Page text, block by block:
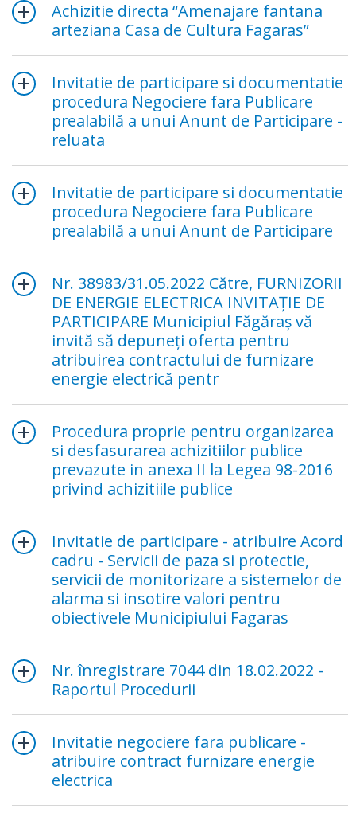
Achizitie directa “Amenajare fantana
arteziana Casa de Cultura Fagaras”
Invitatie de participare si documentatie
procedura Negociere fara Publicare
prealabilă a unui Anunt de Participare -
reluata
Invitatie de participare si documentatie
procedura Negociere fara Publicare
prealabilă a unui Anunt de Participare
Nr. 38983/31.05.2022 Către, FURNIZORII
DE ENERGIE ELECTRICA INVITAŢIE DE
PARTICIPARE Municipiul Făgăraş vă
invită să depuneţi oferta pentru
atribuirea contractului de furnizare
energie electrică pentr
Procedura proprie pentru organizarea
si desfasurarea achizitiilor publice
prevazute in anexa II la Legea 98-2016
privind achizitiile publice
Invitatie de participare - atribuire Acord
cadru - Servicii de paza si protectie,
servicii de monitorizare a sistemelor de
alarma si insotire valori pentru
obiectivele Municipiului Fagaras
Nr. înregistrare 7044 din 18.02.2022 -
Raportul Procedurii
Invitatie negociere fara publicare -
atribuire contract furnizare energie
electrica